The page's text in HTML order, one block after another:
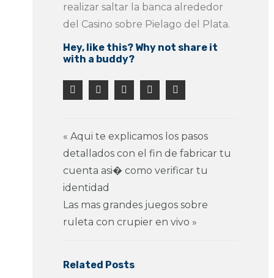
realizar saltar la banca alrededor
del Casino sobre Pielago del Plata.
Hey, like this? Why not share it
with a buddy?
« Aqui te explicamos los pasos
detallados con el fin de fabricar tu
cuenta asi� como verificar tu
identidad
Las mas grandes juegos sobre
ruleta con crupier en vivo »
Related Posts